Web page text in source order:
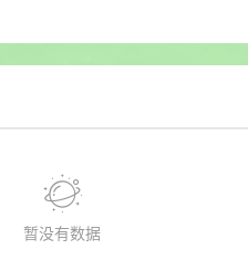
暂没有数据